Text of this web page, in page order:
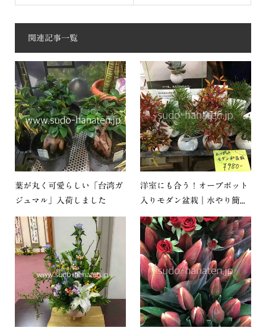
関連記事一覧
葉が丸く可愛らしい「台湾ガ
ジュマル」入荷しました
洋室にも合う！オーブポット
入りモダン盆栽｜水やり簡...